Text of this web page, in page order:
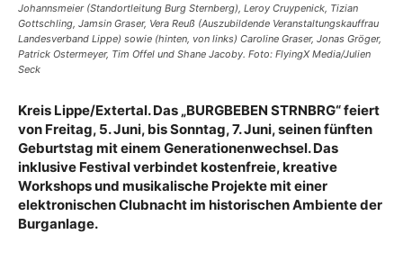
Johannsmeier (Standortleitung Burg Sternberg), Leroy Cruypenick, Tizian
Gottschling, Jamsin Graser, Vera Reuß (Auszubildende Veranstaltungskauffrau
Landesverband Lippe) sowie (hinten, von links) Caroline Graser, Jonas Gröger,
Patrick Ostermeyer, Tim Offel und Shane Jacoby. Foto: FlyingX Media/Julien
Seck
Kreis Lippe/Extertal. Das „BURGBEBEN STRNBRG“ feiert
von Freitag, 5. Juni, bis Sonntag, 7. Juni,seinen fünften
Geburtstag mit einem Generationenwechsel. Das
inklusive Festival verbindet kostenfreie, kreative
Workshops und musikalische Projekte mit einer
elektronischen Clubnacht im historischen Ambiente der
Burganlage.